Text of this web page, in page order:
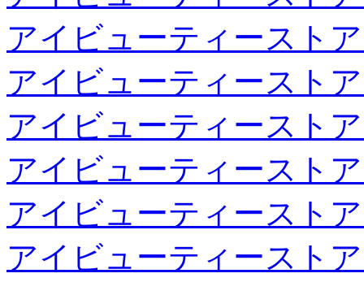
アイビューティースト
アイビューティースト
アイビューティースト
アイビューティースト
アイビューティースト
アイビューティースト